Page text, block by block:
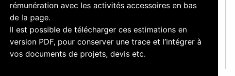
rémunération avec les activités accessoires en bas
de la page.
Il est possible de télécharger ces estimations en
version PDF, pour conserver une trace et l’intégrer à
vos documents de projets, devis etc.